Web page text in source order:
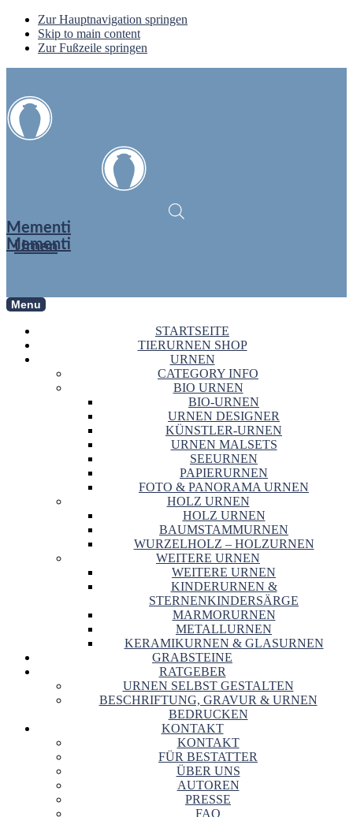
Zur Hauptnavigation springen
Skip to main content
Zur Fußzeile springen
Mementi
Urnen
Mementi
Menu
STARTSEITE
TIERURNEN SHOP
URNEN
CATEGORY INFO
BIO URNEN
BIO-URNEN
URNEN DESIGNER
KÜNSTLER-URNEN
URNEN MALSETS
SEEURNEN
PAPIERURNEN
FOTO & PANORAMA URNEN
HOLZ URNEN
HOLZ URNEN
BAUMSTAMMURNEN
WURZELHOLZ – HOLZURNEN
WEITERE URNEN
WEITERE URNEN
KINDERURNEN &
STERNENKINDERSÄRGE
MARMORURNEN
METALLURNEN
KERAMIKURNEN & GLASURNEN
GRABSTEINE
RATGEBER
URNEN SELBST GESTALTEN
BESCHRIFTUNG, GRAVUR & URNEN
BEDRUCKEN
KONTAKT
KONTAKT
FÜR BESTATTER
ÜBER UNS
AUTOREN
PRESSE
FAQ